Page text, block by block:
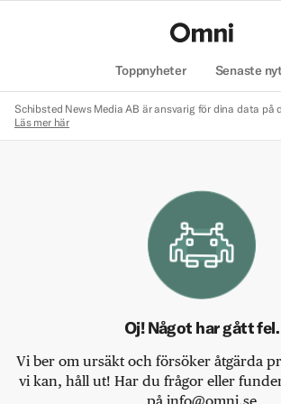
Toppnyheter Senaste
Schibsted News Media AB är ansvarig för dina data på
Läs mer här
Oj! Något har gått fel.
Vi ber om ursäkt och försöker åtgärda
vi kan, håll ut! Har du frågor eller